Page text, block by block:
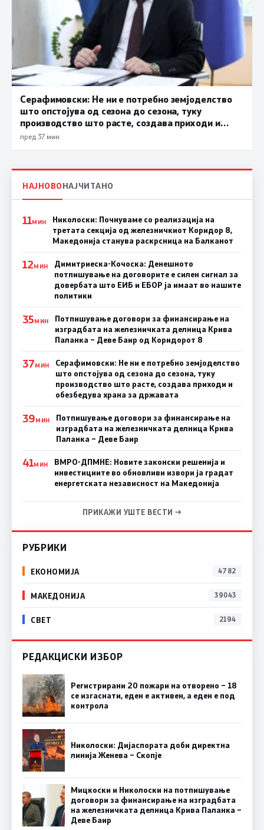
Серафимовски: Не ни е потребно земјоделство
што опстојува од сезона до сезона, туку
производство што расте, создава приходи и
обезбедува храна за државата
пред 37 мин.
НАЈНОВОНАЈЧИТАНО
11МИН
Николоски: Почнуваме со реализација на
третата секција од железничкиот Коридор 8,
Македонија станува раскрсница на Балканот
12МИН
Димитриеска-Кочоска: Денешното
потпишување на договорите е силен сигнал за
довербата што ЕИБ и ЕБОР ја имаат во нашите
политики
35МИН
Потпишување договори за финансирање на
изградбата на железничката делница Крива
Паланка – Деве Баир од Коридорот 8
37МИН
Серафимовски: Не ни е потребно земјоделство
што опстојува од сезона до сезона, туку
производство што расте, создава приходи и
обезбедува храна за државата
39МИН
Потпишување договори за финансирање на
изградбата на железничката делница Крива
Паланка – Деве Баир
41МИН
ВМРО-ДПМНЕ: Новите законски решенија и
инвестициите во обновливи извори ја градат
енергетската независност на Македонија
ПРИКАЖИ УШТЕ ВЕСТИ →
РУБРИКИ
ЕКОНОМИЈА 4782
МАКЕДОНИЈА 39043
СВЕТ 2194
РЕДАКЦИСКИ ИЗБОР
Регистрирани 20 пожари на отворено – 18
се изгаснати, еден е активен, а еден е под
контрола
Николоски: Дијаспората доби директна
линија Женева – Скопје
Мицкоски и Николоски на потпишување
договори за финансирање на изградбата
на железничката делница Крива Паланка –
Деве Баир